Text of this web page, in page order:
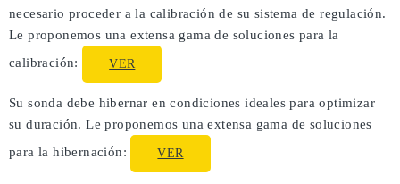
necesario proceder a la calibración de su sistema de regulación.
Le proponemos una extensa gama de soluciones para la
calibración:
VER
Su sonda debe hibernar en condiciones ideales para optimizar
su duración. Le proponemos una extensa gama de soluciones
para la hibernación:
VER